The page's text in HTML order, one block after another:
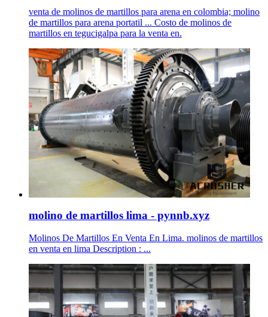
venta de molinos de martillos para arena en colombia; molino
de martillos para arena portatil ... Costo de molinos de
martillos en tegucigalpa para la venta en.
molino de martillos lima - pynnb.xyz
Molinos De Martillos En Venta En Lima. molinos de martillos
en venta en lima Description : ...